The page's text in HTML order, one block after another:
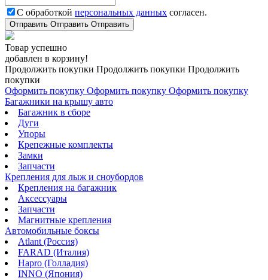
С обработкой персональных данных согласен.
Отправить Отправить Отправить
Товар успешно
добавлен в корзину!
Продолжить покупки Продолжить покупки Продолжить
покупки
Оформить покупку Оформить покупку Оформить покупку
Багажники на крышу авто
Багажник в сборе
Дуги
Упоры
Крепежные комплекты
Замки
Запчасти
Крепления для лыж и сноубордов
Крепления на багажник
Аксессуары
Запчасти
Магнитные крепления
Автомобильные боксы
Atlant (Россия)
FARAD (Италия)
Hapro (Голладия)
INNO (Япония)